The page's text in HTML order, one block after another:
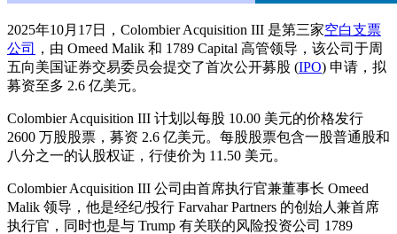
2025年10月17日，Colombier Acquisition III 是第三家空白支票
公司
，由 Omeed Malik 和 1789 Capital 高管领导，该公司于周
五向美国证券交易委员会提交了首次公开募股 (IPO) 申请，拟
募资至多 2.6 亿美元。
Colombier Acquisition III 计划以每股 10.00 美元的价格发行
2600 万股股票，募资 2.6 亿美元。每股股票包含一股普通股和
八分之一的认股权证，行使价为 11.50 美元。
Colombier Acquisition III 公司由首席执行官兼董事长 Omeed
Malik 领导，他是经纪/投行 Farvahar Partners 的创始人兼首席
执行官，同时也是与 Trump 有关联的风险投资公司 1789